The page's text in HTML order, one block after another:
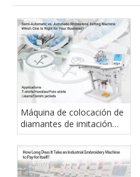
Máquina de colocación de
diamantes de imitación
semiautomática o
automática: ¿cuál es la
adecuada para su
negocio?